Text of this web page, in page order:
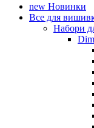
new Новинки
Все для
Набори